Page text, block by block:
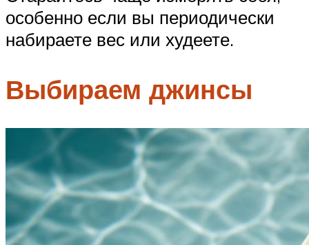
особенно если вы периодически
набираете вес или худеете.
Выбираем джинсы